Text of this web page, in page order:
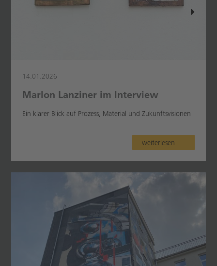
14.01.2026
Marlon Lanziner im Interview
Ein klarer Blick auf Prozess, Material und Zukunftsvisionen
weiterlesen